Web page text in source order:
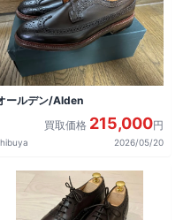
ールデン/Alden
買取価格 215,000円
2026/05/20